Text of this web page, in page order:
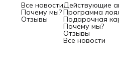
Все новости
Почему мы?
Отзывы
Действующие
Программа
Подарочная
Почему мы?
Отзывы
Все новости